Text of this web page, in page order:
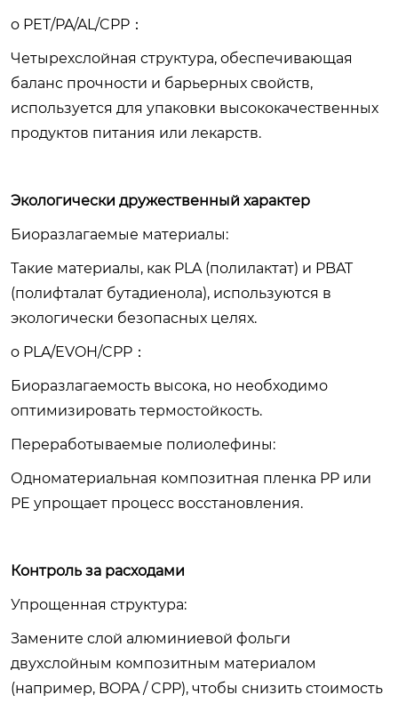
o PET/PA/AL/CPP：
Четырехслойная структура, обеспечивающая
баланс прочности и барьерных свойств,
используется для упаковки высококачественных
продуктов питания или лекарств.
Экологически дружественный характер
Биоразлагаемые материалы:
Такие материалы, как PLA (полилактат) и PBAT
(полифталат бутадиенола), используются в
экологически безопасных целях.
o PLA/EVOH/CPP：
Биоразлагаемость высока, но необходимо
оптимизировать термостойкость.
Переработываемые полиолефины:
Одноматериальная композитная пленка PP или
PE упрощает процесс восстановления.
Контроль за расходами
Упрощенная структура:
Замените слой алюминиевой фольги
двухслойным композитным материалом
(например, BOPA / CPP), чтобы снизить стоимость